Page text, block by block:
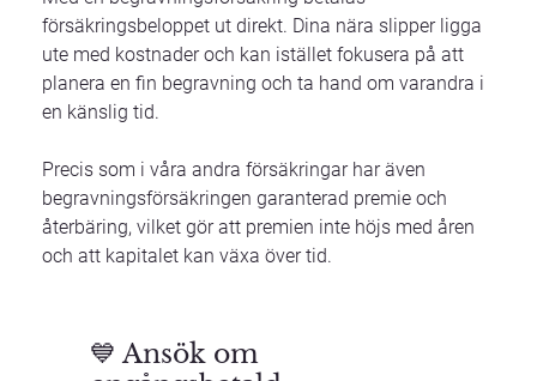
försäkringsbeloppet ut direkt. Dina nära slipper ligga
ute med kostnader och kan istället fokusera på att
planera en fin begravning och ta hand om varandra i
en känslig tid.
Precis som i våra andra försäkringar har även
begravningsförsäkringen garanterad premie och
återbäring, vilket gör att premien inte höjs med åren
och att kapitalet kan växa över tid.
💙Ansök om